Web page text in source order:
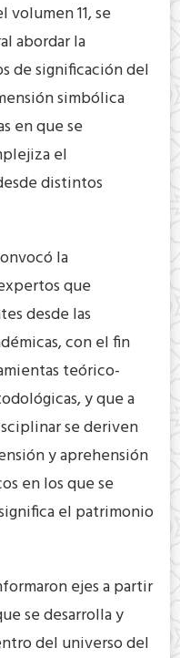
11, se
abordar la
de significación del
simbólica
en que se
el
distintos
la
que
desde las
con el fin
teórico-
y que a
se deriven
y aprehensión
en los que se
el patrimonio
ejes a partir
se desarrolla y
del universo del